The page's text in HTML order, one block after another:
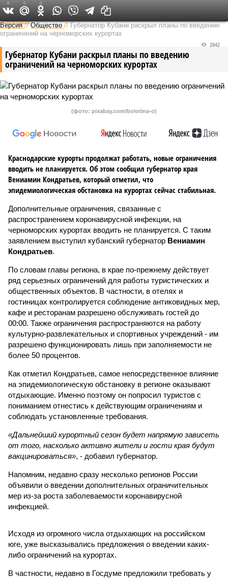
Федеральный выпуск
Версия //Общество //Губернатор Кубани раскрыл планы по введению
ограничений на черноморских курортах
Губернатор Кубани раскрыл планы по введению
ограничений на черноморских курортах
2042
(фото: pixabay.com/bolotina-o)
Краснодарские курорты продолжат работать, новые ограничения
вводить не планируется. Об этом сообщил губернатор края
Вениамин Кондратьев, который отметил, что
эпидемиологическая обстановка на курортах сейчас стабильная.
Дополнительные ограничения, связанные с
распространением коронавирусной инфекции, на
черноморских курортах вводить не планируется. С таким
заявлением выступил кубанский губернатор Вениамин
Кондратьев.
По словам главы региона, в крае по-прежнему действует
ряд серьезных ограничений для работы туристических и
общественных объектов. В частности, в отелях и
гостиницах контролируется соблюдение антиковидных мер,
кафе и ресторанам разрешено обслуживать гостей до
00:00. Также ограничения распространяются на работу
культурно-развлекательных и спортивных учреждений - им
разрешено функционировать лишь при заполняемости не
более 50 процентов.
Как отметил Кондратьев, самое непосредственное влияние
на эпидемиологическую обстановку в регионе оказывают
отдыхающие. Именно поэтому он попросил туристов с
пониманием отнестись к действующим ограничениям и
соблюдать установленные требования.
«Дальнейший курортный сезон будет напрямую зависеть
от того, насколько активно жители и гости края будут
вакцинироваться», - добавил губернатор.
Напомним, недавно сразу несколько регионов России
объявили о введении дополнительных ограничительных
мер из-за роста заболеваемости коронавирусной
инфекцией.
Исходя из огромного числа отдыхающих на российском
юге, уже высказывались предложения о введении каких-
либо ограничений на курортах.
В частности, недавно в Госдуме предложили требовать у
0 0 0